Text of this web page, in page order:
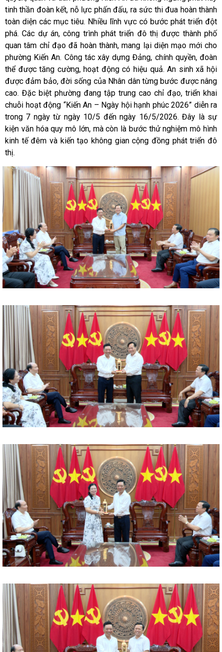
tinh thần đoàn kết, nỗ lực phấn đấu, ra sức thi đua hoàn thành
toàn diện các mục tiêu. Nhiều lĩnh vực có bước phát triển đột
phá. Các dự án, công trình phát triển đô thị được thành phố
quan tâm chỉ đạo đã hoàn thành, mang lại diện mạo mới cho
phường Kiến An. Công tác xây dựng Đảng, chính quyền, đoàn
thể được tăng cường, hoạt động có hiệu quả. An sinh xã hội
được đảm bảo, đời sống của Nhân dân từng bước được nâng
cao. Đặc biệt phường đang tập trung cao chỉ đạo, triển khai
chuỗi hoạt động “Kiến An – Ngày hội hạnh phúc 2026” diễn ra
trong 7 ngày từ ngày 10/5 đến ngày 16/5/2026. Đây là sự
kiện văn hóa quy mô lớn, mà còn là bước thử nghiệm mô hình
kinh tế đêm và kiến tạo không gian cộng đồng phát triển đô
thị.